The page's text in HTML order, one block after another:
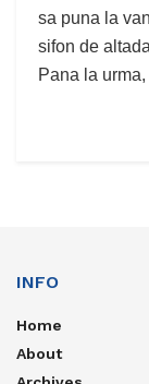
sa puna la
sifon de
Pana la
INFO
Home
About